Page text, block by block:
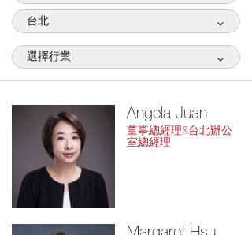
台北
選擇行業
Angela Juan
董事總經理&台北辦公
室總經理